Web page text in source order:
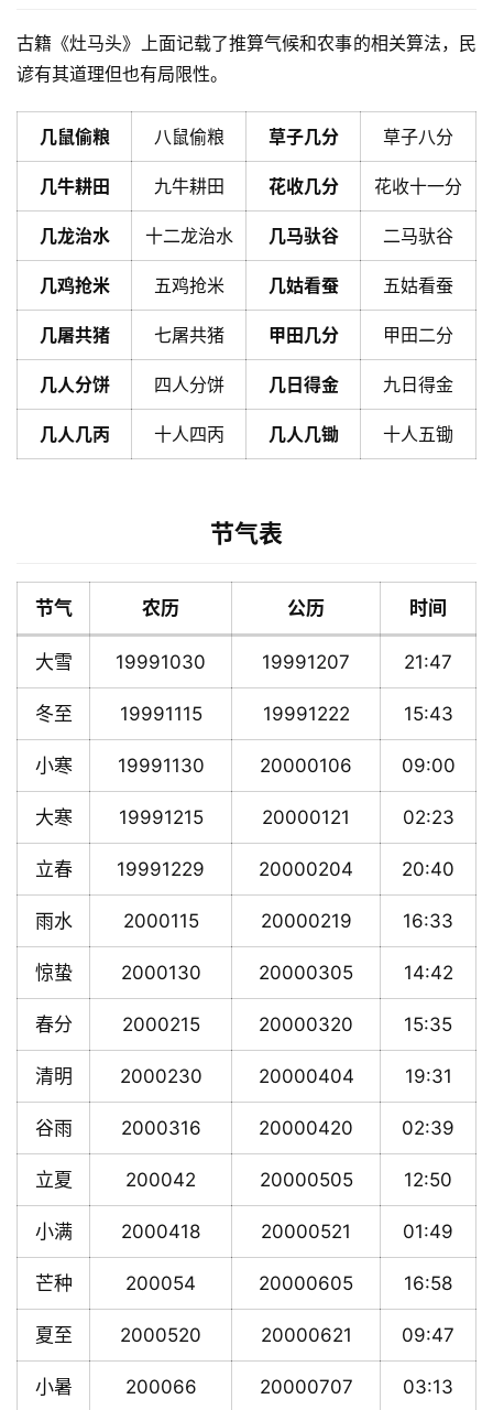
古籍《灶马头》上面记载了推算气候和农事的相关算法，民
谚有其道理但也有局限性。
几鼠偷粮 八鼠偷粮 草子几分 草子八分
几牛耕田 九牛耕田 花收几分 花收十一分
几龙治水 十二龙治水 几马驮谷 二马驮谷
几鸡抢米 五鸡抢米 几姑看蚕 五姑看蚕
几屠共猪 七屠共猪 甲田几分 甲田二分
几人分饼 四人分饼 几日得金 九日得金
几人几丙 十人四丙 几人几锄 十人五锄
节气表
节气 农历 公历 时间
大雪 19991030 19991207 21:47
冬至 19991115 19991222 15:43
小寒 19991130 20000106 09:00
大寒 19991215 20000121 02:23
立春 19991229 20000204 20:40
雨水 2000115 20000219 16:33
惊蛰 2000130 20000305 14:42
春分 2000215 20000320 15:35
清明 2000230 20000404 19:31
谷雨 2000316 20000420 02:39
立夏 200042 20000505 12:50
小满 2000418 20000521 01:49
芒种 200054 20000605 16:58
夏至 2000520 20000621 09:47
小暑 200066 20000707 03:13